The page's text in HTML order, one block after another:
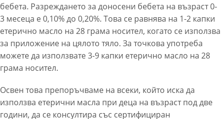
бебета. Разреждането за доносени бебета на възраст 0-
3 месеца е 0,10% до 0,20%. Това се равнява на 1-2 капки
етерично масло на 28 грама носител, когато се използва
за приложение на цялото тяло. За точкова употреба
можете да използвате 3-9 капки етерично масло на 28
грама носител.
Освен това препоръчваме на всеки, който иска да
използва етерични масла при деца на възраст под две
години, да се консултира със сертифициран